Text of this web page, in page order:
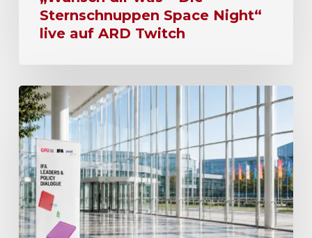
Sternschnuppen Space Night“
live auf ARD Twitch